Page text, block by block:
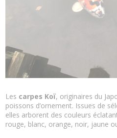
Les carpes Koï, originaires du
poissons d’ornement. Issues de
elles arborent des couleurs
rouge, blanc, orange, noir, jaune